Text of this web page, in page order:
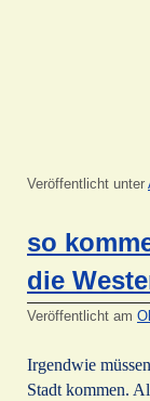
Veröffentlicht unter
so
die
Veröffentlicht am
Irgendwie
Stadt kommen.